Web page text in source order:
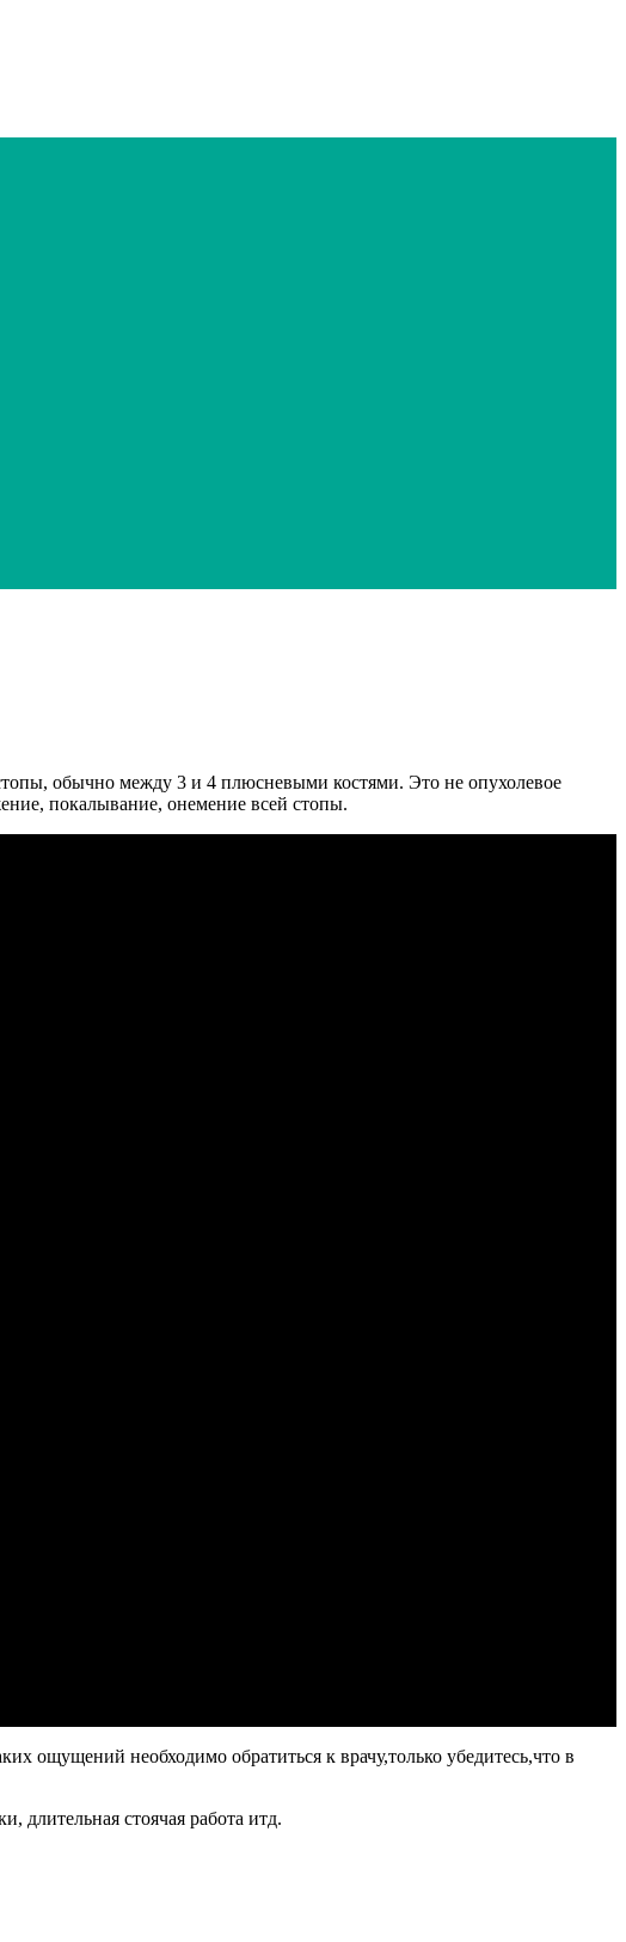
обычно между 3 и 4 плюсневыми костями. Это не опухолевое
покалывание, онемение всей стопы.
ощущений необходимо обратиться к врачу,только убедитесь,что в
длительная стоячая работа итд.